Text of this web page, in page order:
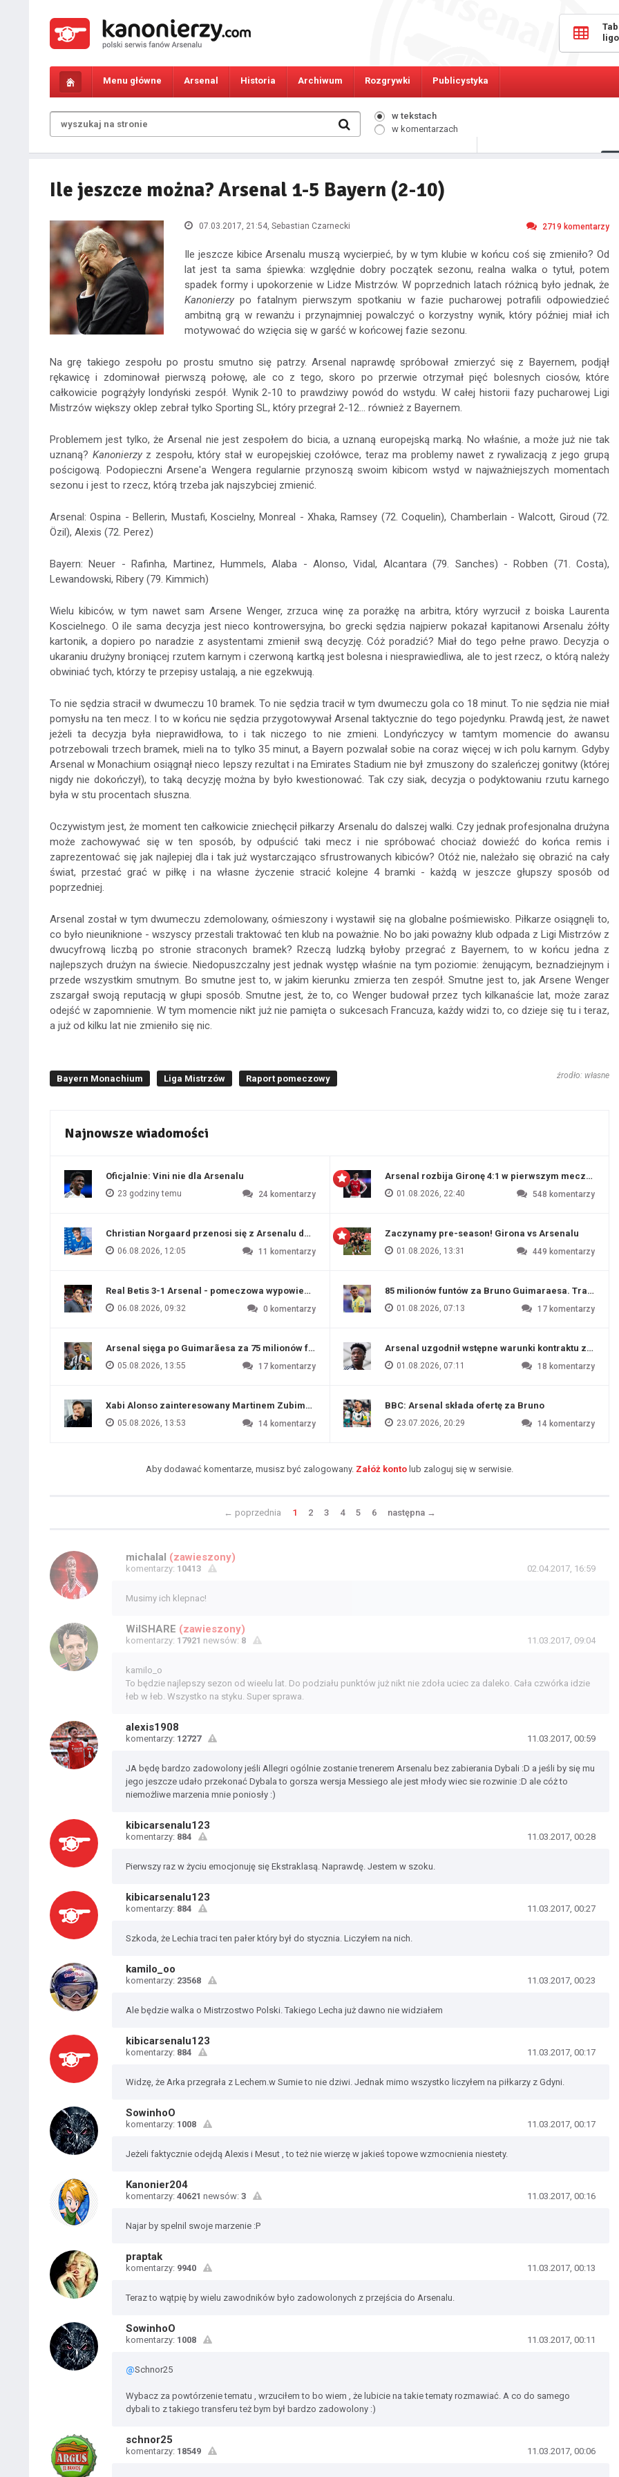
Menu główne Arsenal Historia Archiwum Rozgrywki Publicystyka
w tekstach
w komentarzach
Ile jeszcze można? Arsenal 1-5 Bayern (2-10)
07.03.2017, 21:54, Sebastian Czarnecki 2719 komentarzy
Ile jeszcze kibice Arsenalu muszą wycierpieć, by w tym klubie w końcu coś się zmieniło? Od
lat jest ta sama śpiewka: względnie dobry początek sezonu, realna walka o tytuł, potem
spadek formy i upokorzenie w Lidze Mistrzów. W poprzednich latach różnicą było jednak, że
Kanonierzy po fatalnym pierwszym spotkaniu w fazie pucharowej potrafili odpowiedzieć
ambitną grą w rewanżu i przynajmniej powalczyć o korzystny wynik, który później miał ich
motywować do wzięcia się w garść w końcowej fazie sezonu.
Na grę takiego zespołu po prostu smutno się patrzy. Arsenal naprawdę spróbował zmierzyć się z Bayernem, podjął
rękawicę i zdominował pierwszą połowę, ale co z tego, skoro po przerwie otrzymał pięć bolesnych ciosów, które
całkowicie pogrążyły londyński zespół. Wynik 2-10 to prawdziwy powód do wstydu. W całej historii fazy pucharowej Ligi
Mistrzów większy oklep zebrał tylko Sporting SL, który przegrał 2-12... również z Bayernem.
Problemem jest tylko, że Arsenal nie jest zespołem do bicia, a uznaną europejską marką. No właśnie, a może już nie tak
uznaną? Kanonierzyz zespołu, który stał w europejskiej czołówce, teraz ma problemy nawet z rywalizacją z jego grupą
pościgową. Podopieczni Arsene'a Wengera regularnie przynoszą swoim kibicom wstyd w najważniejszych momentach
sezonu i jest to rzecz, którą trzeba jak najszybciej zmienić.
Arsenal: Ospina - Bellerin, Mustafi, Koscielny, Monreal - Xhaka, Ramsey (72. Coquelin), Chamberlain - Walcott, Giroud (72.
Özil), Alexis (72. Perez)
Bayern: Neuer - Rafinha, Martinez, Hummels, Alaba - Alonso, Vidal, Alcantara (79. Sanches) - Robben (71. Costa),
Lewandowski, Ribery (79. Kimmich)
Wielu kibiców, w tym nawet sam Arsene Wenger, zrzuca winę za porażkę na arbitra, który wyrzucił z boiska Laurenta
Koscielnego. O ile sama decyzja jest nieco kontrowersyjna, bo grecki sędzia najpierw pokazał kapitanowi Arsenalu żółty
kartonik, a dopiero po naradzie z asystentami zmienił swą decyzję. Cóż poradzić? Miał do tego pełne prawo. Decyzja o
ukaraniu drużyny broniącej rzutem karnym i czerwoną kartką jest bolesna i niesprawiedliwa, ale to jest rzecz, o którą należy
obwiniać tych, którzy te przepisy ustalają, a nie egzekwują.
To nie sędzia stracił w dwumeczu 10 bramek. To nie sędzia tracił w tym dwumeczu gola co 18 minut. To nie sędzia nie miał
pomysłu na ten mecz. I to w końcu nie sędzia przygotowywał Arsenal taktycznie do tego pojedynku. Prawdą jest, że nawet
jeżeli ta decyzja była nieprawidłowa, to i tak niczego to nie zmieni. Londyńczycy w tamtym momencie do awansu
potrzebowali trzech bramek, mieli na to tylko 35 minut, a Bayern pozwalał sobie na coraz więcej w ich polu karnym. Gdyby
Arsenal w Monachium osiągnął nieco lepszy rezultat i na Emirates Stadium nie był zmuszony do szaleńczej gonitwy (której
nigdy nie dokończył), to taką decyzję można by było kwestionować. Tak czy siak, decyzja o podyktowaniu rzutu karnego
była w stu procentach słuszna.
Oczywistym jest, że moment ten całkowicie zniechęcił piłkarzy Arsenalu do dalszej walki. Czy jednak profesjonalna drużyna
może zachowywać się w ten sposób, by odpuścić taki mecz i nie spróbować chociaż dowieźć do końca remis i
zaprezentować się jak najlepiej dla i tak już wystarczająco sfrustrowanych kibiców? Otóż nie, należało się obrazić na cały
świat, przestać grać w piłkę i na własne życzenie stracić kolejne 4 bramki - każdą w jeszcze głupszy sposób od
poprzedniej.
Arsenal został w tym dwumeczu zdemolowany, ośmieszony i wystawił się na globalne pośmiewisko. Piłkarze osiągnęli to,
co było nieuniknione - wszyscy przestali traktować ten klub na poważnie. No bo jaki poważny klub odpada z Ligi Mistrzów z
dwucyfrową liczbą po stronie straconych bramek? Rzeczą ludzką byłoby przegrać z Bayernem, to w końcu jedna z
najlepszych drużyn na świecie. Niedopuszczalny jest jednak występ właśnie na tym poziomie: żenującym, beznadziejnym i
przede wszystkim smutnym. Bo smutne jest to, w jakim kierunku zmierza ten zespół. Smutne jest to, jak Arsene Wenger
zszargał swoją reputacją w głupi sposób. Smutne jest, że to, co Wenger budował przez tych kilkanaście lat, może zaraz
odejść w zapomnienie. W tym momencie nikt już nie pamięta o sukcesach Francuza, każdy widzi to, co dzieje się tu i teraz,
a już od kilku lat nie zmieniło się nic.
Bayern Monachium Liga Mistrzów Raport pomeczowy źrodło: własne
Najnowsze wiadomości
Oficjalnie: Vini nie dla Arsenalu
23 godziny temu 24 komentarzy
Christian Norgaard przenosi się z Arsenalu do Evertonu
06.08.2026, 12:05 11 komentarzy
Real Betis 3-1 Arsenal - pomeczowa wypowiedź Artety
06.08.2026, 09:32 0 komentarzy
Arsenal sięga po Guimarãesa za 75 milionów funtów
05.08.2026, 13:55 17 komentarzy
Xabi Alonso zainteresowany Martinem Zubimendim
05.08.2026, 13:53 14 komentarzy
Arsenal rozbija Gironę 4:1 w pierwszym meczu
01.08.2026, 22:40 548 komentarzy
Zaczynamy pre-season! Girona vs Arsenalu
01.08.2026, 13:31 449 komentarzy
85 milionów funtów za Bruno Guimaraesa. Transfer
01.08.2026, 07:13 17 komentarzy
Arsenal uzgodnił wstępne warunki kontraktu z
01.08.2026, 07:11 18 komentarzy
BBC: Arsenal składa ofertę za Bruno
23.07.2026, 20:29 14 komentarzy
Aby dodawać komentarze, musisz być zalogowany. Załóż konto lub zaloguj się w serwisie.
← poprzednia 1 2 3 4 5 6 następna →
michalal (zawieszony)
komentarzy: 10413 02.04.2017, 16:59
Musimy ich klepnac!
WilSHARE (zawieszony)
komentarzy: 17921 newsów: 8 11.03.2017, 09:04
kamilo_o
To będzie najlepszy sezon od wieelu lat. Do podziału punktów już nikt nie zdoła uciec za daleko. Cała czwórka idzie
łeb w łeb. Wszystko na styku. Super sprawa.
alexis1908
komentarzy: 12727 11.03.2017, 00:59
JA będę bardzo zadowolony jeśli Allegri ogólnie zostanie trenerem Arsenalu bez zabierania Dybali :D a jeśli by się mu
jego jeszcze udało przekonać Dybala to gorsza wersja Messiego ale jest młody wiec sie rozwinie :D ale cóż to
niemożliwe marzenia mnie poniosły :)
kibicarsenalu123
komentarzy: 884 11.03.2017, 00:28
Pierwszy raz w życiu emocjonuję się Ekstraklasą. Naprawdę. Jestem w szoku.
kibicarsenalu123
komentarzy: 884 11.03.2017, 00:27
Szkoda, że Lechia traci ten pałer który był do stycznia. Liczyłem na nich.
kamilo_oo
komentarzy: 23568 11.03.2017, 00:23
Ale będzie walka o Mistrzostwo Polski. Takiego Lecha już dawno nie widziałem
kibicarsenalu123
komentarzy: 884 11.03.2017, 00:17
Widzę, że Arka przegrała z Lechem.w Sumie to nie dziwi. Jednak mimo wszystko liczyłem na piłkarzy z Gdyni.
SowinhoO
komentarzy: 1008 11.03.2017, 00:17
Jeżeli faktycznie odejdą Alexis i Mesut , to też nie wierzę w jakieś topowe wzmocnienia niestety.
Kanonier204
komentarzy: 40621 newsów: 3 11.03.2017, 00:16
Najar by spelnil swoje marzenie :P
praptak
komentarzy: 9940 11.03.2017, 00:13
Teraz to wątpię by wielu zawodników było zadowolonych z przejścia do Arsenalu.
SowinhoO
komentarzy: 1008 11.03.2017, 00:11
@Schnor25
Wybacz za powtórzenie tematu , wrzuciłem to bo wiem , że lubicie na takie tematy rozmawiać. A co do samego
dybali to z takiego transferu też bym był bardzo zadowolony :)
schnor25
komentarzy: 18549 11.03.2017, 00:06